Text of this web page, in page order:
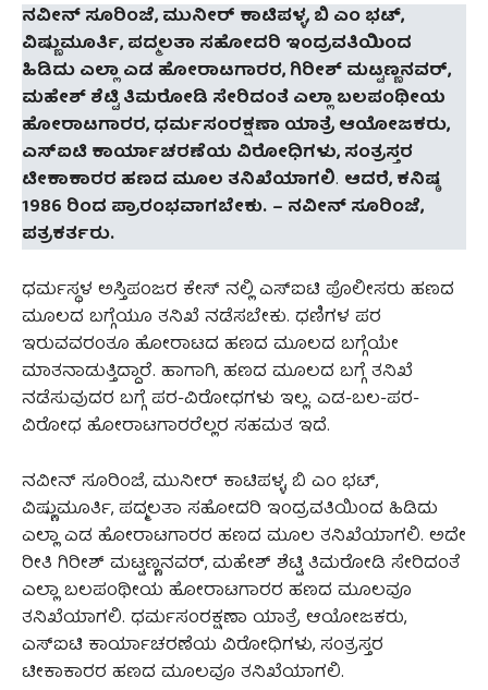
ನವೀನ್ ಸೂರಿಂಜೆ, ಮುನೀರ್ ಕಾಟಿಪಳ್ಳ, ಬಿ ಎಂ ಭಟ್,
ವಿಷ್ಣುಮೂರ್ತಿ, ಪದ್ಮಲತಾ ಸಹೋದರಿ ಇಂದ್ರವತಿಯಿಂದ
ಹಿಡಿದು ಎಲ್ಲಾ ಎಡ ಹೋರಾಟಗಾರರ, ಗಿರೀಶ್ ಮಟ್ಟಣ್ಣನವರ್,
ಮಹೇಶ್ ಶೆಟ್ಟಿ ತಿಮರೋಡಿ ಸೇರಿದಂತೆ ಎಲ್ಲಾ ಬಲಪಂಥೀಯ
ಹೋರಾಟಗಾರರ, ಧರ್ಮಸಂರಕ್ಷಣಾ ಯಾತ್ರೆ ಆಯೋಜಕರು,
ಎಸ್ಐಟಿ ಕಾರ್ಯಾಚರಣೆಯ ವಿರೋಧಿಗಳು, ಸಂತ್ರಸ್ತರ
ಟೀಕಾಕಾರರ ಹಣದ ಮೂಲ ತನಿಖೆಯಾಗಲಿ. ಆದರೆ, ಕನಿಷ್ಠ
1986 ರಿಂದ ಪ್ರಾರಂಭವಾಗಬೇಕು. – ನವೀನ್‌ ಸೂರಿಂಜೆ,
ಪತ್ರಕರ್ತರು.
ಧರ್ಮಸ್ಥಳ ಅಸ್ತಿಪಂಜರ ಕೇಸ್ ನಲ್ಲಿ ಎಸ್ಐಟಿ ಪೊಲೀಸರು ಹಣದ
ಮೂಲದ ಬಗ್ಗೆಯೂ ತನಿಖೆ ನಡೆಸಬೇಕು. ಧಣಿಗಳ ಪರ
ಇರುವವರಂತೂ ಹೋರಾಟದ ಹಣದ ಮೂಲದ ಬಗ್ಗೆಯೇ
ಮಾತನಾಡುತ್ತಿದ್ದಾರೆ. ಹಾಗಾಗಿ, ಹಣದ ಮೂಲದ ಬಗ್ಗೆ ತನಿಖೆ
ನಡೆಸುವುದರ ಬಗ್ಗೆ ಪರ-ವಿರೋಧಗಳು ಇಲ್ಲ. ಎಡ-ಬಲ-ಪರ-
ವಿರೋಧ ಹೋರಾಟಗಾರರೆಲ್ಲರ ಸಹಮತ ಇದೆ.
ನವೀನ್ ಸೂರಿಂಜೆ, ಮುನೀರ್ ಕಾಟಿಪಳ್ಳ, ಬಿ ಎಂ ಭಟ್,
ವಿಷ್ಣುಮೂರ್ತಿ, ಪದ್ಮಲತಾ ಸಹೋದರಿ ಇಂದ್ರವತಿಯಿಂದ ಹಿಡಿದು
ಎಲ್ಲಾ ಎಡ ಹೋರಾಟಗಾರರ ಹಣದ ಮೂಲ ತನಿಖೆಯಾಗಲಿ. ಅದೇ
ರೀತಿ ಗಿರೀಶ್ ಮಟ್ಟಣ್ಣನವರ್, ಮಹೇಶ್ ಶೆಟ್ಟಿ ತಿಮರೋಡಿ ಸೇರಿದಂತೆ
ಎಲ್ಲಾ ಬಲಪಂಥೀಯ ಹೋರಾಟಗಾರರ ಹಣದ ಮೂಲವೂ
ತನಿಖೆಯಾಗಲಿ‌. ಧರ್ಮಸಂರಕ್ಷಣಾ ಯಾತ್ರೆ ಆಯೋಜಕರು,
ಎಸ್ಐಟಿ ಕಾರ್ಯಾಚರಣೆಯ ವಿರೋಧಿಗಳು, ಸಂತ್ರಸ್ತರ
ಟೀಕಾಕಾರರ ಹಣದ ಮೂಲವೂ ತನಿಖೆಯಾಗಲಿ.